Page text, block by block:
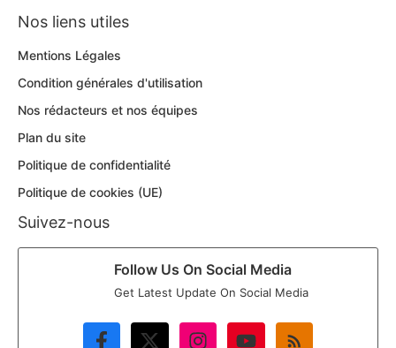
Nos liens utiles
Mentions Légales
Condition générales d'utilisation
Nos rédacteurs et nos équipes
Plan du site
Politique de confidentialité
Politique de cookies (UE)
Suivez-nous
Follow Us On Social Media
Get Latest Update On Social Media